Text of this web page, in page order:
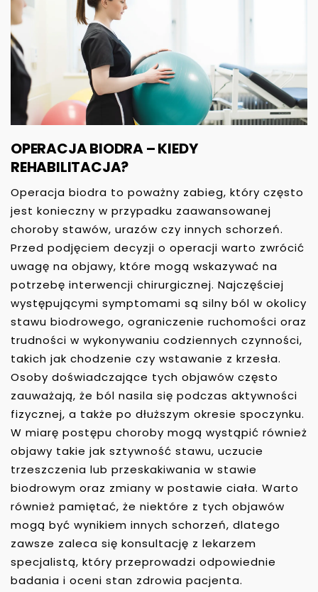
OPERACJA BIODRA – KIEDY
REHABILITACJA?
Operacja biodra to poważny zabieg, który często
jest konieczny w przypadku zaawansowanej
choroby stawów, urazów czy innych schorzeń.
Przed podjęciem decyzji o operacji warto zwrócić
uwagę na objawy, które mogą wskazywać na
potrzebę interwencji chirurgicznej. Najczęściej
występującymi symptomami są silny ból w okolicy
stawu biodrowego, ograniczenie ruchomości oraz
trudności w wykonywaniu codziennych czynności,
takich jak chodzenie czy wstawanie z krzesła.
Osoby doświadczające tych objawów często
zauważają, że ból nasila się podczas aktywności
fizycznej, a także po dłuższym okresie spoczynku.
W miarę postępu choroby mogą wystąpić również
objawy takie jak sztywność stawu, uczucie
trzeszczenia lub przeskakiwania w stawie
biodrowym oraz zmiany w postawie ciała. Warto
również pamiętać, że niektóre z tych objawów
mogą być wynikiem innych schorzeń, dlatego
zawsze zaleca się konsultację z lekarzem
specjalistą, który przeprowadzi odpowiednie
badania i oceni stan zdrowia pacjenta.